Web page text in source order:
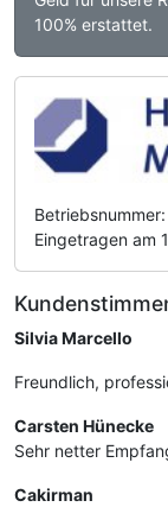
100% erstattet.
Eingetragen am
Silvia Marcello
Freundlich,
Carsten Hünecke
Sehr netter
Cakirman